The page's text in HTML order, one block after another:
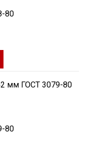
80
мм ГОСТ 3079-80
80